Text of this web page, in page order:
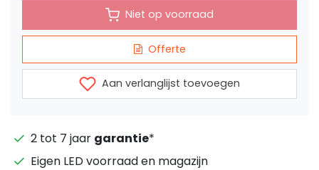
Niet op voorraad
Offerte
Aan verlanglijst toevoegen
2 tot 7 jaar garantie*
Eigen LED voorraad en magazijn